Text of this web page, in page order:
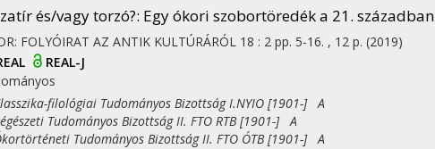
és/vagy torzó?: Egy ókori szobortöredék a 21. században
FOLYÓIRAT AZ ANTIK KULTÚRÁRÓL 18 : 2 pp. 5-16. , 12 p. (2019)
REAL-J
filológiai Tudományos Bizottság I.NYIO [1901-] A
Tudományos Bizottság II. FTO RTB [1901-] A
Tudományos Bizottság II. FTO ÓTB [1901-] A